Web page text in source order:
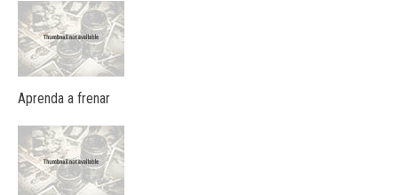
Aprenda a frenar